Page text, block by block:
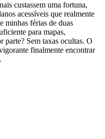
custassem uma fortuna,
acessíveis que realmente
minhas férias de duas
para mapas,
parte? Sem taxas ocultas. O
finalmente encontrar